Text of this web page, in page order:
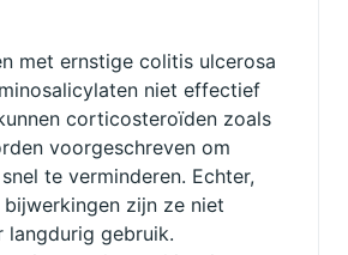
met ernstige colitis ulcerosa
niet effectief
corticosteroïden zoals
voorgeschreven om
te verminderen. Echter,
zijn ze niet
langdurig gebruik.